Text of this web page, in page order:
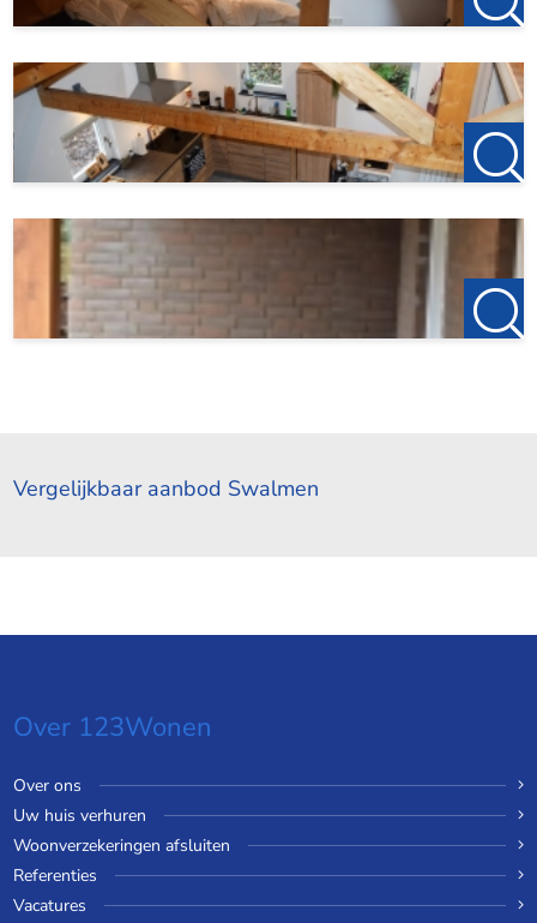
Vergelijkbaar aanbod Swalmen
Over 123Wonen
Over ons
Uw huis verhuren
Woonverzekeringen afsluiten
Referenties
Vacatures